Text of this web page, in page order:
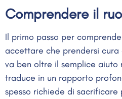
Comprendere il
Il primo passo per
accettare che prendersi cura
va ben oltre il semplice aiuto
traduce in un rapporto
spesso richiede di